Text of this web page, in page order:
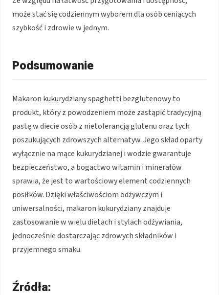
może stać się codziennym wyborem dla osób ceniących
szybkość i zdrowie w jednym.
Podsumowanie
Makaron kukurydziany spaghetti bezglutenowy to
produkt, który z powodzeniem może zastąpić tradycyjną
pastę w diecie osób z nietolerancją glutenu oraz tych
poszukujących zdrowszych alternatyw. Jego skład oparty
wyłącznie na mące kukurydzianej i wodzie gwarantuje
bezpieczeństwo, a bogactwo witamin i minerałów
sprawia, że jest to wartościowy element codziennych
posiłków. Dzięki właściwościom odżywczym i
uniwersalności, makaron kukurydziany znajduje
zastosowanie w wielu dietach i stylach odżywiania,
jednocześnie dostarczając zdrowych składników i
przyjemnego smaku.
Źródła: